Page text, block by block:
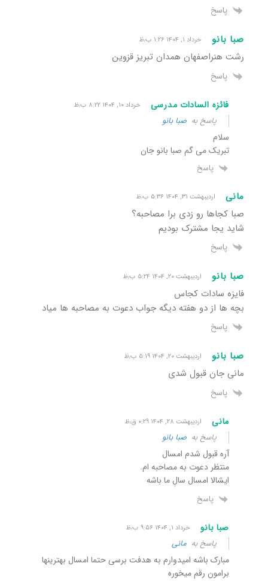
پاسخ
صبا بانو خرداد ۱, ۱۴۰۴ ۱:۲۶ ب٫ظ
رشت هنراصفهان همدان تبریز قزوین
پاسخ
فائزه السادات مدرسی خرداد ۱۰, ۱۴۰۴ ۸:۲۲ ب٫ظ
پاسخ به صبا بانو
سلام
تبریک می گم صبا بانو جان
پاسخ
مانی اردیبهشت ۳۱, ۱۴۰۴ ۵:۳۶ ب٫ظ
صبا کجاها رو زدی برا مصاحبه؟
شاید یجا مشترک بودیم
پاسخ
صبا بانو اردیبهشت ۲۰, ۱۴۰۴ ۵:۲۴ ب٫ظ
فایزه سادات کجاس
بچه ها از دو هفته دیگه جواب دعوت به مصاحبه ها میاد
پاسخ
صبا بانو اردیبهشت ۲۰, ۱۴۰۴ ۵:۱۹ ب٫ظ
مانی جان قبول شدی
پاسخ
مانی اردیبهشت ۲۸, ۱۴۰۴ ۰:۲۹ ق٫ظ
پاسخ به صبا بانو
آره قبول شدم امسال
منتظر دعوت به مصاحبه ام.
ایشالا امسال سالِ ما باشه
پاسخ
صبا بانو خرداد ۱, ۱۴۰۴ ۹:۵۶ ب٫ظ
پاسخ به مانی
مبارک باشه امیدوارم به هدفت برسی حتما امسال بهترینها
برامون رقم میخوره